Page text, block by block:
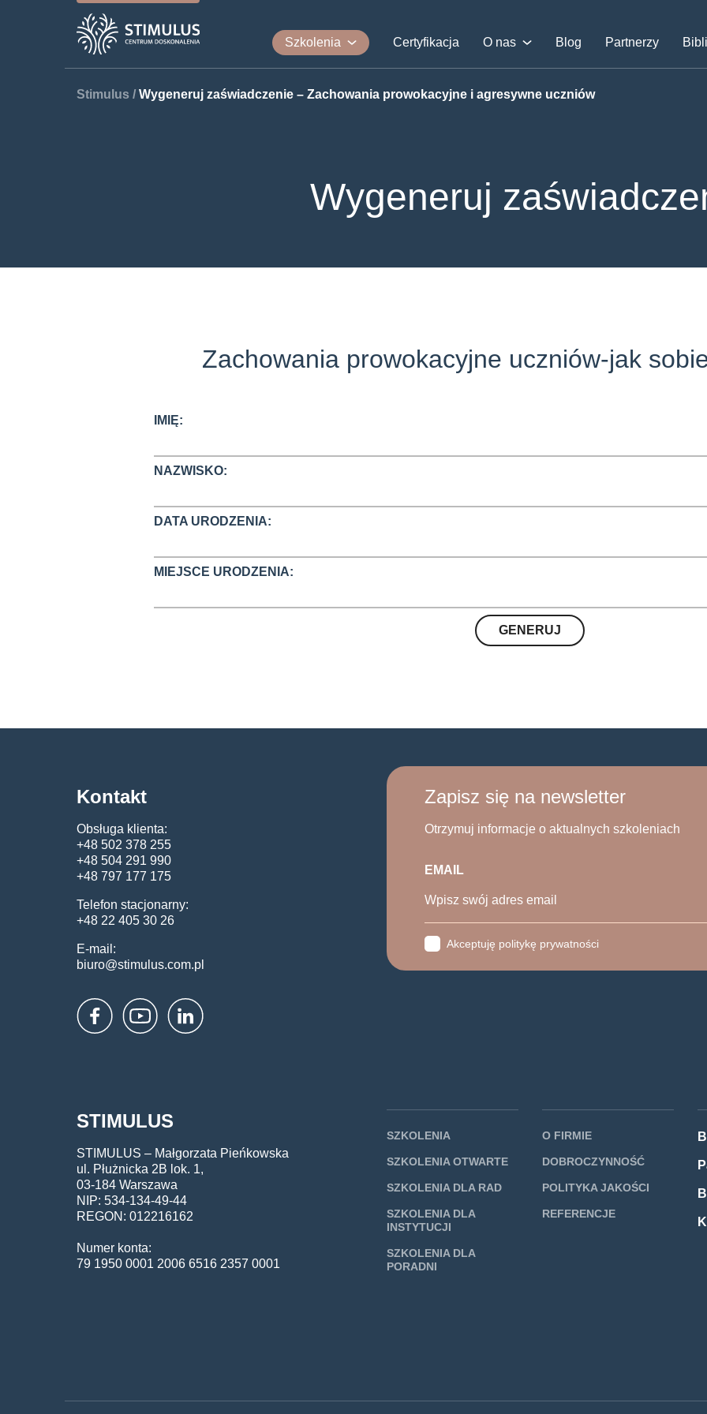
Szkolenia Certyfikacja O nas Blog Partnerzy
Stimulus / Wygeneruj zaświadczenie – Zachowania prowokacyjne i agresywne uczniów
Wygeneruj
Zachowania prowokacyjne uczniów-jak
IMIĘ:
NAZWISKO:
DATA URODZENIA:
MIEJSCE URODZENIA:
Kontakt
Obsługa klienta:
+48 502 378 255
+48 504 291 990
+48 797 177 175
Telefon stacjonarny:
+48 22 405 30 26
E-mail:
biuro@stimulus.com.pl
Zapisz się na newsletter
Otrzymuj informacje o aktualnych szkoleniach
EMAIL
Akceptuję politykę prywatności
STIMULUS
STIMULUS – Małgorzata Pieńkowska
ul. Płużnicka 2B lok. 1,
03-184 Warszawa
NIP: 534-134-49-44
REGON: 012216162
Numer konta:
79 1950 0001 2006 6516 2357 0001
SZKOLENIA
SZKOLENIA OTWARTE
SZKOLENIA DLA RAD
SZKOLENIA DLA
INSTYTUCJI
SZKOLENIA DLA
PORADNI
O FIRMIE
DOBROCZYNNOŚĆ
POLITYKA JAKOŚCI
REFERENCJE